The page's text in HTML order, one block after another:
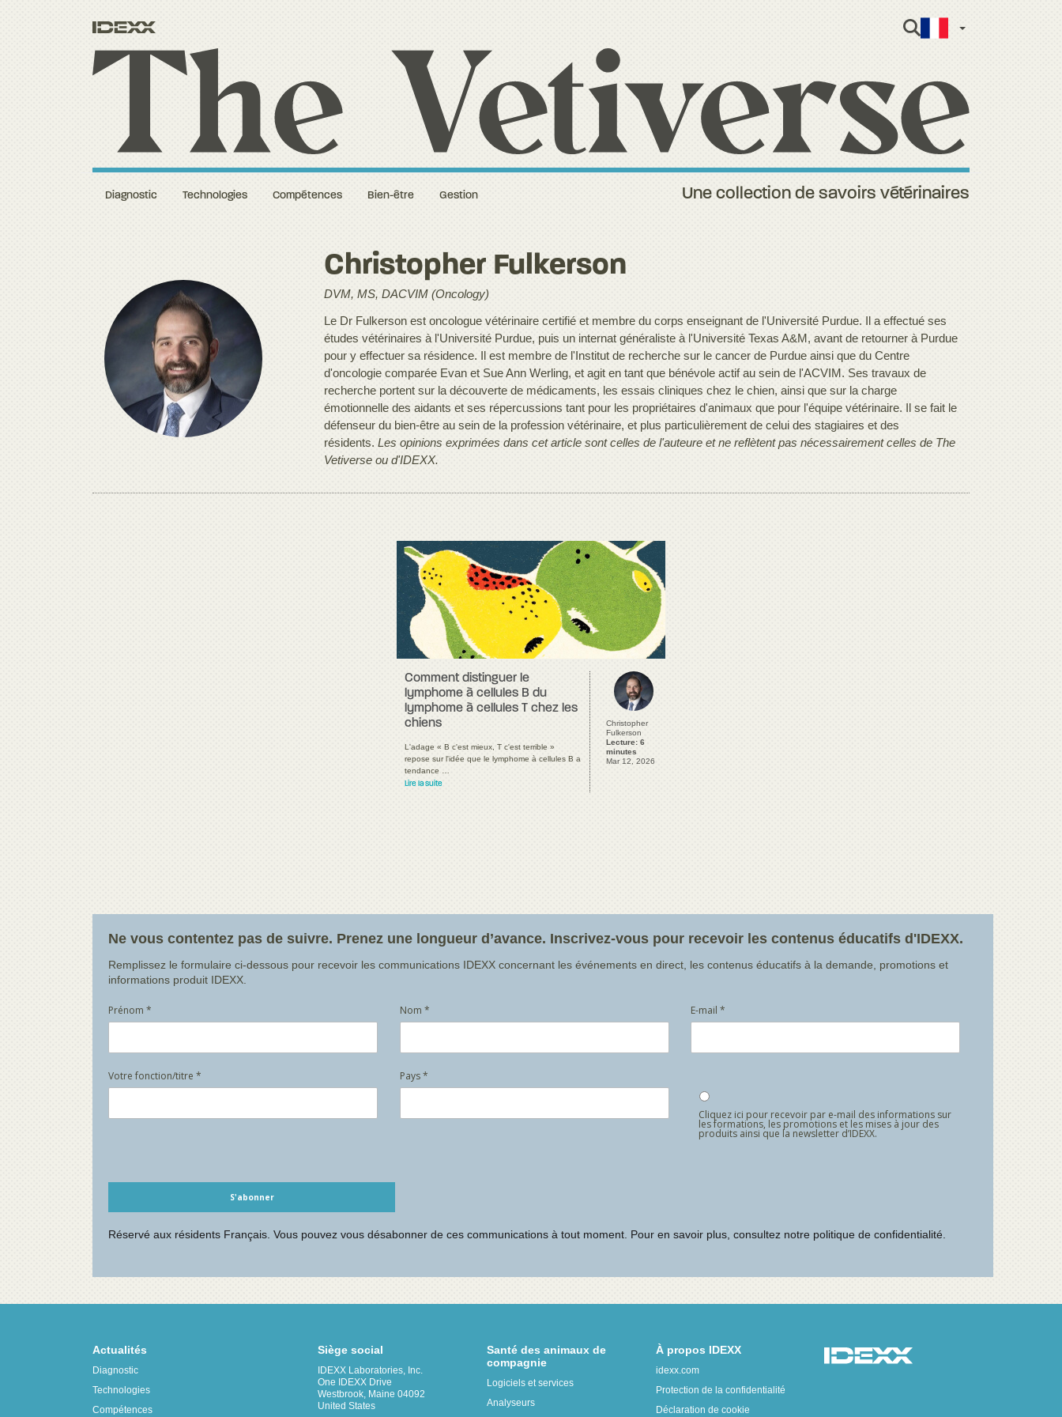
Diagnostic Technologies Compétences Bien-être Gestion Une collection de savoirs vétérinaires
Christopher Fulkerson
DVM, MS, DACVIM (Oncology)
Le Dr Fulkerson est oncologue vétérinaire certifié et membre du corps enseignant de l'Université Purdue. Il a effectué ses
études vétérinaires à l'Université Purdue, puis un internat généraliste à l'Université Texas A&M, avant de retourner à Purdue
pour y effectuer sa résidence. Il est membre de l'Institut de recherche sur le cancer de Purdue ainsi que du Centre
d'oncologie comparée Evan et Sue Ann Werling, et agit en tant que bénévole actif au sein de l'ACVIM. Ses travaux de
recherche portent sur la découverte de médicaments, les essais cliniques chez le chien, ainsi que sur la charge
émotionnelle des aidants et ses répercussions tant pour les propriétaires d'animaux que pour l'équipe vétérinaire. Il se fait le
défenseur du bien-être au sein de la profession vétérinaire, et plus particulièrement de celui des stagiaires et des
résidents. Les opinions exprimées dans cet article sont celles de l'auteure et ne reflètent pas nécessairement celles de The
Vetiverse ou d'IDEXX.
Comment distinguer le
lymphome à cellules B du
lymphome à cellules T chez les
chiens
L'adage « B c'est mieux, T c'est terrible »
repose sur l'idée que le lymphome à cellules B a
tendance …
Lire la suite
Christopher
Fulkerson
Lecture: 6
minutes
Mar 12, 2026
Ne vous contentez pas de suivre. Prenez une longueur d’avance. Inscrivez-vous pour recevoir les contenus éducatifs d'IDEXX.
Actualités
Diagnostic
Technologies
Compétences
Siège social
IDEXX Laboratories, Inc.
One IDEXX Drive
Westbrook, Maine 04092
United States
Santé des animaux de
compagnie
Logiciels et services
Analyseurs
À propos IDEXX
idexx.com
Protection de la confidentialité
Déclaration de cookie